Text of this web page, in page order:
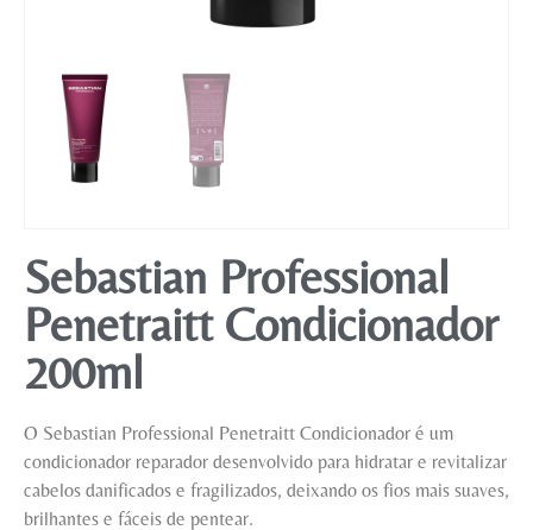
Sebastian Professional
Penetraitt Condicionador
200ml
O Sebastian Professional Penetraitt Condicionador é um
condicionador reparador desenvolvido para hidratar e revitalizar
cabelos danificados e fragilizados, deixando os fios mais suaves,
brilhantes e fáceis de pentear.